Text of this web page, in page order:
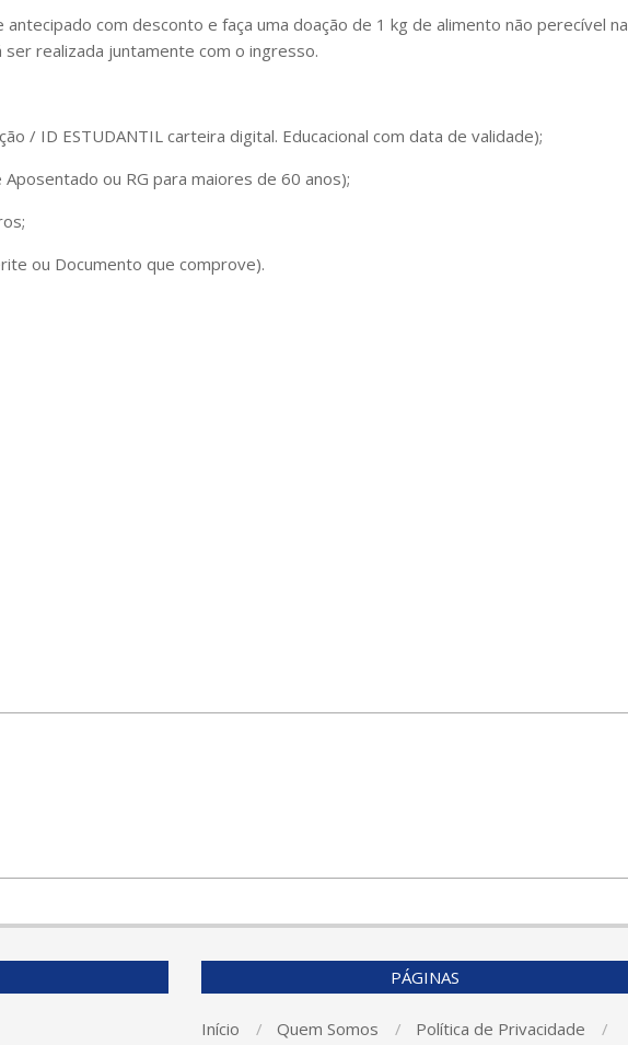
antecipado com desconto e faça uma doação de 1 kg de alimento não perecível na
realizada juntamente com o ingresso.
/ ID ESTUDANTIL carteira digital. Educacional com data de validade);
ou RG para maiores de 60 anos);
ou Documento que comprove).
PÁGINAS
Início Quem Somos
Política de Privacidade